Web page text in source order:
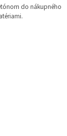
do nákupného